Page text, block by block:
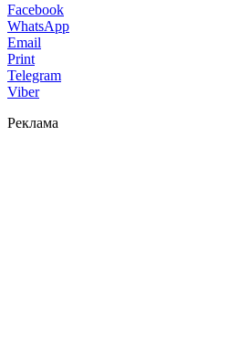
Facebook
WhatsApp
Email
Print
Telegram
Viber
Реклама